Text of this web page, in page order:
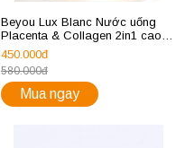
Beyou Lux Blanc Nước uống
Placenta & Collagen 2in1 cao
cấp từ Nhật Bản
450.000đ
580.000đ
Mua ngay